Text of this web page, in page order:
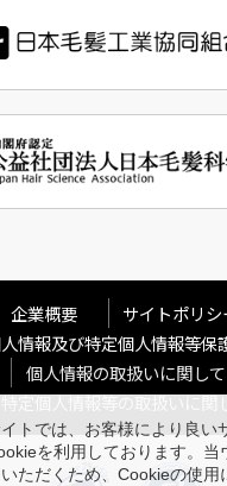
企業概要
サイトポリシ
情報及び特定個人情報等保
個人情報の取扱いに関して
特定個人情報等の取扱いに関
トでは、お客様により良い
を利用しております。当
ただくため、Cookieの使用